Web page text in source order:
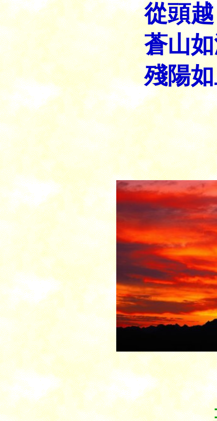
從頭
蒼山
殘陽
婁山